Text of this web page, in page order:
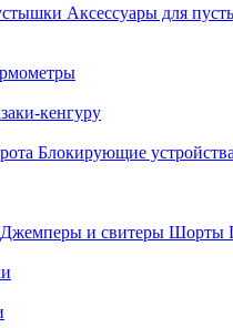
Аксессуары для
кенгуру
Блокирующие устройства
Джемперы и свитеры Шорты